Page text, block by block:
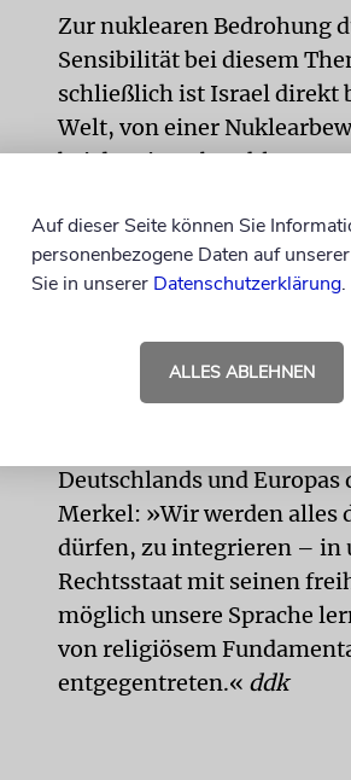
Zur nuklearen Bedrohung
Sensibilität bei diesem
schließlich ist Israel direkt
Welt, von einer
bei dem jetzt
Merkel machte in dem
Haltung gegenüber Israel
gelangen. Bis dahin sehe
Deutschlands und
Merkel: »Wir werden alles
dürfen, zu integrieren – in
Rechtsstaat mit seinen
möglich unsere Sprache
von religiösem
entgegentreten.« ddk
Auf dieser Seite können Sie
personenbezogene Daten auf
Sie in unserer Datenschutzerklärung.
ALLES ABLEHNEN